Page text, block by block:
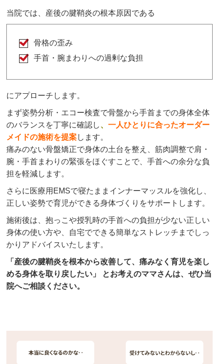
当院では、産後の腱鞘炎の根本原因である
骨格の歪み
手首・腕まわりへの過剰な負担
にアプローチします。
まず姿勢分析・エコー検査で骨盤から手首までの身体全体
のバランスを丁寧に確認し、一人ひとりに合ったオーダー
メイドの施術を提案します。
痛みのない骨盤矯正で身体の土台を整え、筋肉調整で肩・
腕・手首まわりの緊張をほぐすことで、手首への余分な負
担を軽減します。
さらに医療用EMSで寝たままインナーマッスルを強化し、
正しい姿勢で育児ができる身体づくりをサポートします。
施術後は、抱っこや授乳時の手首への負担が少ない正しい
身体の使い方や、自宅でできる簡単なストレッチまでしっ
かりアドバイスいたします。
「産後の腱鞘炎を根本から改善して、痛みなく育児を楽し
める身体を取り戻したい」 とお考えのママさんは、ぜひ当
院へご相談ください。